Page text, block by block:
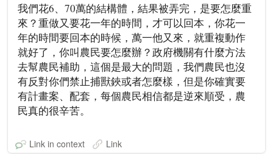
我們花6、70萬的結構體，結果被弄完，是要怎麼重
來？重做又要花一年的時間，才可以回本，你花一
年的時間要回本的時候，萬一他又來，就重複動作
就好了，你叫農民要怎麼辦？政府機關有什麼方法
去幫農民補助，這個是最大的問題，我們農民也沒
有反對你們禁止捕獸鋏或者怎麼樣，但是你確實要
有計畫案、配套，每個農民相信都是逆來順受，農
民真的很辛苦。
Link in context Link